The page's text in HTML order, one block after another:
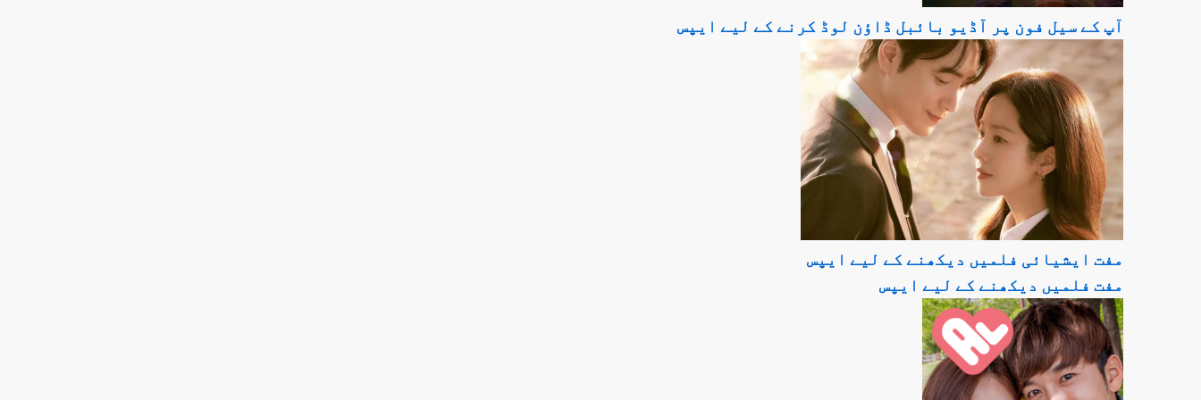
آپ کے سیل فون پر آڈیو بائبل ڈاؤن لوڈ کرنے کے لیے ایپس
مفت ایشیائی فلمیں دیکھنے کے لیے ایپس
مفت فلمیں دیکھنے کے لیے ایپس